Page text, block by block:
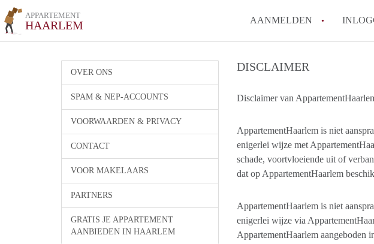
APPARTEMENT
HAARLEM AANMELDEN
OVER ONS
SPAM & NEP-ACCOUNTS
VOORWAARDEN & PRIVACY
CONTACT
VOOR MAKELAARS
PARTNERS
GRATIS JE APPARTEMENT
AANBIEDEN IN HAARLEM
DISCLAIMER
Disclaimer van
AppartementHaarlem is niet
enigerlei wijze met
schade, voortvloeiende uit of
dat op AppartementHaarlem
AppartementHaarlem is niet
enigerlei wijze via
AppartementHaarlem aangeboden